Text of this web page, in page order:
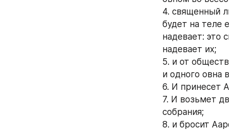
4. священный
будет на теле
надевает: это
надевает их;
5. и от
и одного овна
6. И принесет
7. И возьмет
собрания;
8. и бросит